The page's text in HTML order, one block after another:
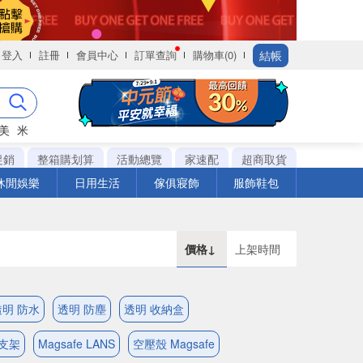
登入 註冊 會員中心 訂單查詢 購物車(0) 結帳
米
銷
整箱購划算 活動總覽 家速配
超商取貨
閒娛樂
日用生活 傢俱寢飾 服飾鞋包
價格↓ 上架時間
防水 透明 防塵 透明 收納盒
架 Magsafe LANS 空壓殼 Magsafe